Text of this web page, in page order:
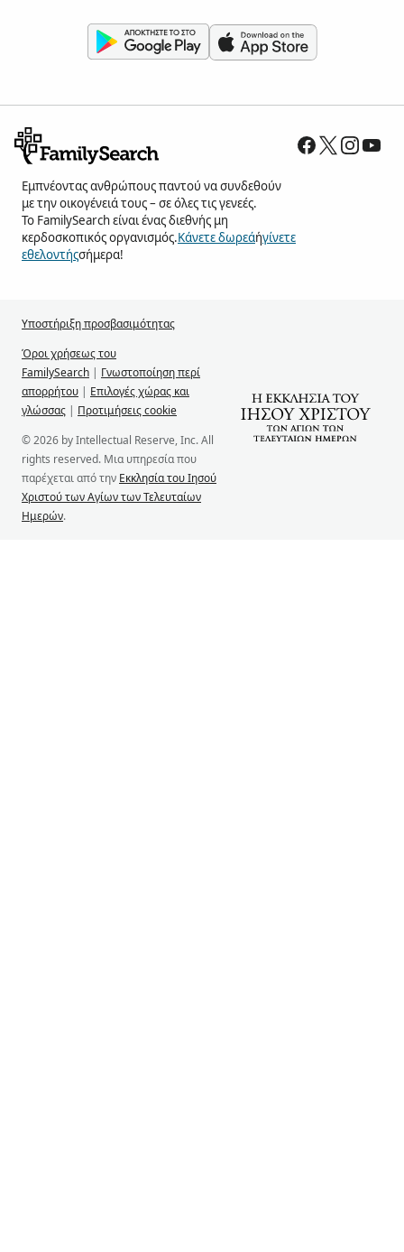
Εμπνέοντας ανθρώπους παντού να συνδεθούν
με την οικογένειά τους – σε όλες τις γενεές.
Το FamilySearch είναι ένας διεθνής μη
κερδοσκοπικός οργανισμός.Κάνετε δωρεάήγίνετε
εθελοντήςσήμερα!
Υποστήριξη προσβασιμότητας
Όροι χρήσεως του
FamilySearch | Γνωστοποίηση περί
απορρήτου | Επιλογές χώρας και
γλώσσας | Προτιμήσεις cookie
© 2026 by Intellectual Reserve, Inc. All
rights reserved. Μια υπηρεσία που
παρέχεται από την Εκκλησία του Ιησού
Χριστού των Αγίων των Τελευταίων
Ημερών.